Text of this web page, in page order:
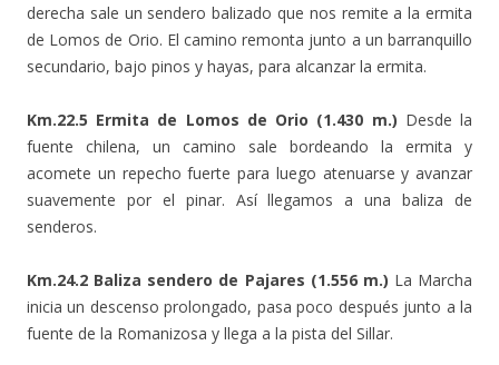
derecha sale un sendero balizado que nos remite a la ermita
de Lomos de Orio. El camino remonta junto a un barranquillo
secundario, bajo pinos y hayas, para alcanzar la ermita.
Km.22.5 Ermita de Lomos de Orio (1.430 m.) Desde la
fuente chilena, un camino sale bordeando la ermita y
acomete un repecho fuerte para luego atenuarse y avanzar
suavemente por el pinar. Así llegamos a una baliza de
senderos.
Km.24.2 Baliza sendero de Pajares (1.556 m.) La Marcha
inicia un descenso prolongado, pasa poco después junto a la
fuente de la Romanizosa y llega a la pista del Sillar.